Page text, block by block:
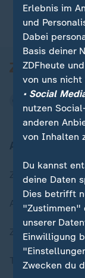
Zuletzt
Aktuelle
ZDFheute Stories
Themen im
Erlebnis im
und
Dabei
Basis deiner
ZDFheute
von uns
• Social
nutzen
anderen
von Inhalten
Du kannst
deine Daten
Dies betrifft
"Zustimmen"
unserer
Einwilligung
Zwecken du